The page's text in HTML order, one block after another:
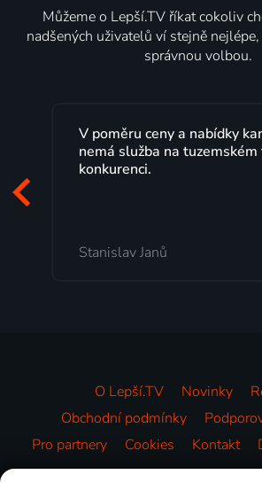
Můžeme o Lepší.TV říkat cokoliv
nadšených uživatelů ví stejně
správnou volbou.
Lepší.TV sleduji už
maximální
programů a nemuset
Milada Tomešová
O Lepší.TV Novinky
Obchodní podmínky
Pro partnery
Cookies Kontakt